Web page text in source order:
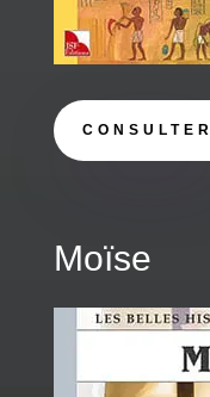
CONSULTER
Moïse